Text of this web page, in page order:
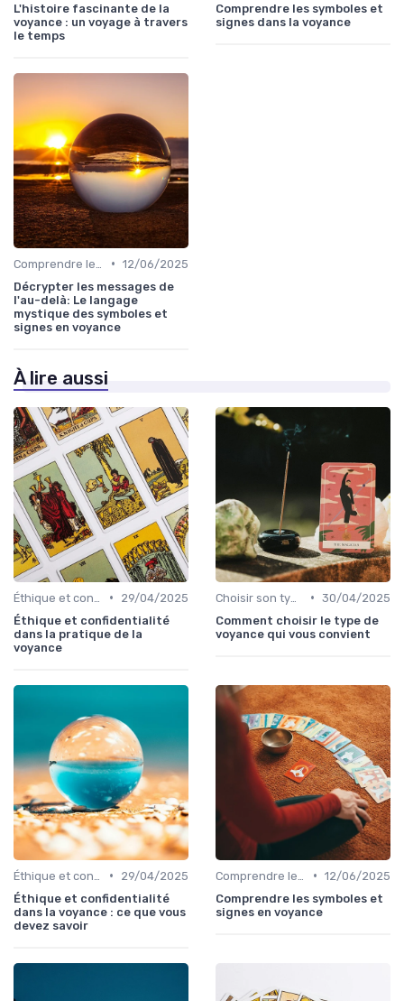
L'histoire fascinante de la
voyance : un voyage à travers
le temps
Comprendre les symboles et
signes dans la voyance
• 12/06/2025
Décrypter les messages de
l'au-delà: Le langage
mystique des symboles et
signes en voyance
À lire aussi
•
29/04/2025
Éthique et confidentialité
dans la pratique de la
voyance
• 30/04/2025
Comment choisir le type de
voyance qui vous convient
•
29/04/2025
Éthique et confidentialité
dans la voyance : ce que vous
devez savoir
• 12/06/2025
Comprendre les symboles et
signes en voyance